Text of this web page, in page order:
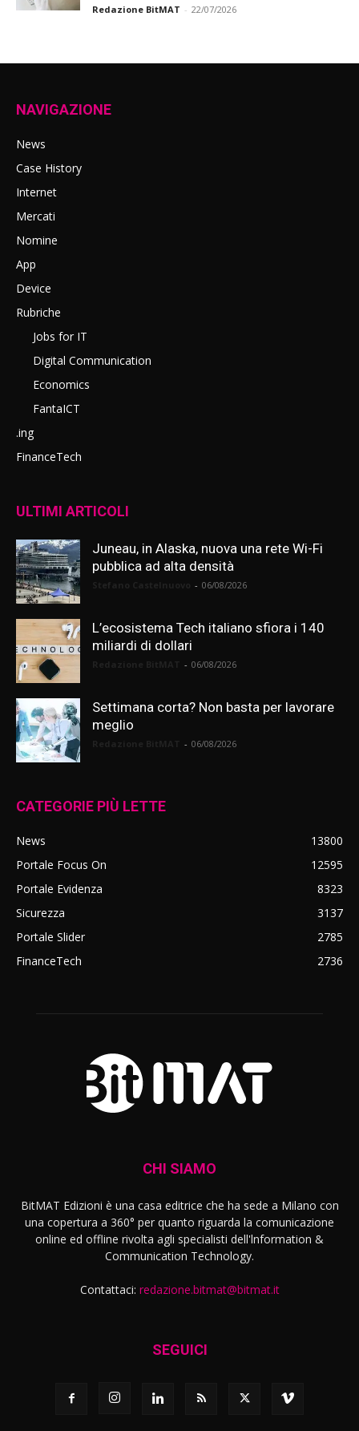
Redazione BitMAT - 22/07/2026
NAVIGAZIONE
News
Case History
Internet
Mercati
Nomine
App
Device
Rubriche
Jobs for IT
Digital Communication
Economics
FantaICT
.ing
FinanceTech
ULTIMI ARTICOLI
Juneau, in Alaska, nuova una rete Wi-Fi
pubblica ad alta densità
- 06/08/2026
L’ecosistema Tech italiano sfiora i 140
miliardi di dollari
- 06/08/2026
Settimana corta? Non basta per lavorare
meglio
- 06/08/2026
CATEGORIE PIÙ LETTE
News
13800
Portale Focus On
12595
Portale Evidenza
8323
Sicurezza
3137
Portale Slider
2785
FinanceTech
2736
CHI SIAMO
BitMAT Edizioni è una casa editrice che ha sede a Milano con
una copertura a 360° per quanto riguarda la comunicazione
online ed offline rivolta agli specialisti dell'lnformation &
Communication Technology.
Contattaci: redazione.bitmat@bitmat.it
SEGUICI